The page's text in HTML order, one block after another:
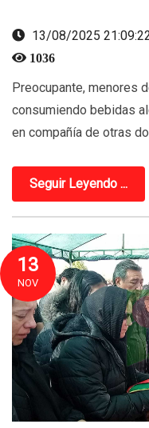
13/08/2025
1036
Preocupante, menores
consumiendo bebidas
en compañía de otras
Seguir Leyendo ...
13
NOV